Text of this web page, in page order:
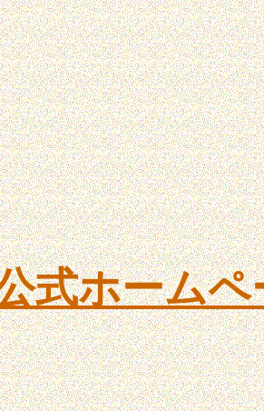
式ホームペ